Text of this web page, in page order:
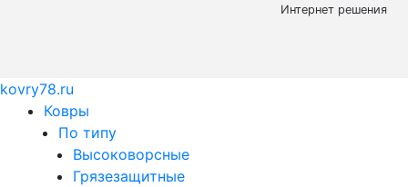
Интернет решения
kovry78.ru
Ковры
По типу
Высоковорсные
Грязезащитные